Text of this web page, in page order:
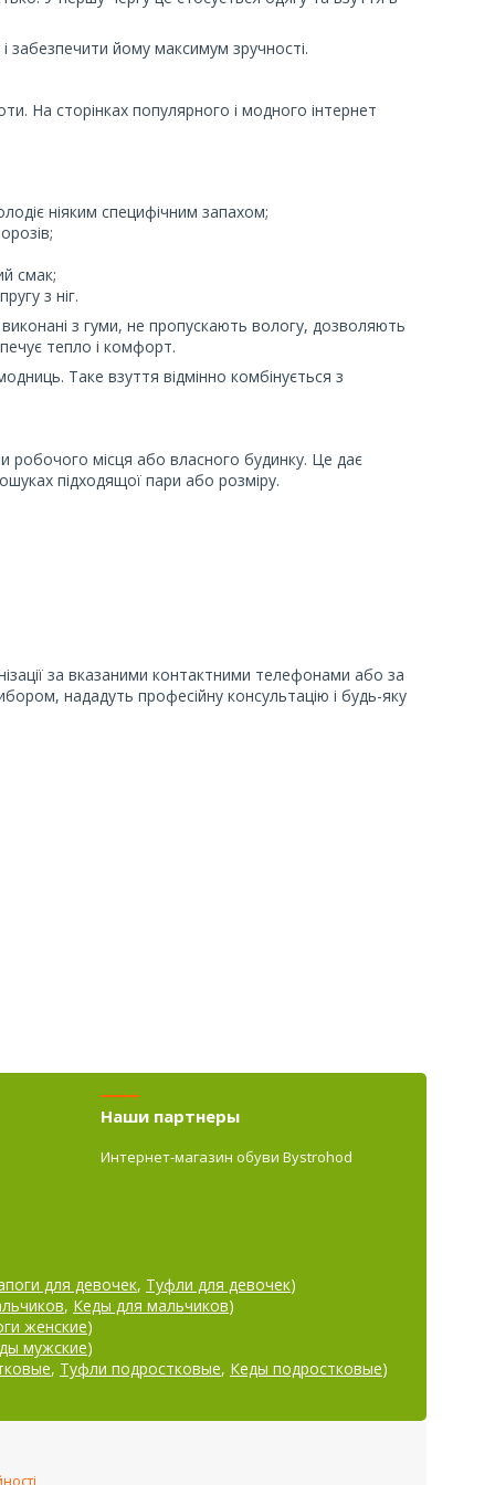
забезпечити йому максимум зручності.
На сторінках популярного і модного інтернет
ніяким специфічним запахом;
смак;
з ніг.
виконані з гуми, не пропускають вологу, дозволяють
тепло і комфорт.
Таке взуття відмінно комбінується з
робочого місця або власного будинку. Це дає
підходящої пари або розміру.
за вказаними контактними телефонами або за
нададуть професійну консультацію і будь-яку
Наши партнеры
Интернет-магазин обуви Bystrohod
для девочек, Туфли для девочек)
, Кеды для мальчиков)
женские)
мужские)
, Туфли подростковые, Кеды подростковые)